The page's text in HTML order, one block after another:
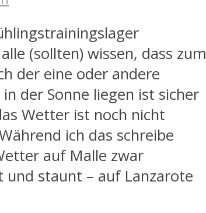
(sollten) wissen, dass zum
der eine oder andere
der Sonne liegen ist sicher
Wetter ist noch nicht
ich das schreibe
auf Malle zwar
und staunt – auf Lanzarote